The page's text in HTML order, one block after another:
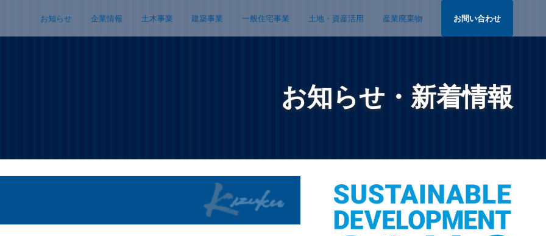
お知らせ 企業情報 土木事業 建築事業 一般住宅事業 土地・資産活用 産業廃棄物 お問い合わせ
お知らせ・新着情報